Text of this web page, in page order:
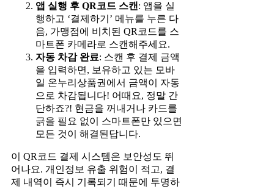
앱 실행 후 QR코드 스캔: 앱을 실
행하고 ‘결제하기’ 메뉴를 누른 다
음, 가맹점에 비치된 QR코드를 스
마트폰 카메라로 스캔해주세요.
자동 차감 완료: 스캔 후 결제 금액
을 입력하면, 보유하고 있는 모바
일 온누리상품권에서 금액이 자동
으로 차감됩니다! 어때요, 정말 간
단하죠?! 현금을 꺼내거나 카드를
긁을 필요 없이 스마트폰만 있으면
모든 것이 해결된답니다.
이 QR코드 결제 시스템은 보안성도 뛰
어나요. 개인정보 유출 위험이 적고, 결
제 내역이 즉시 기록되기 때문에 투명하